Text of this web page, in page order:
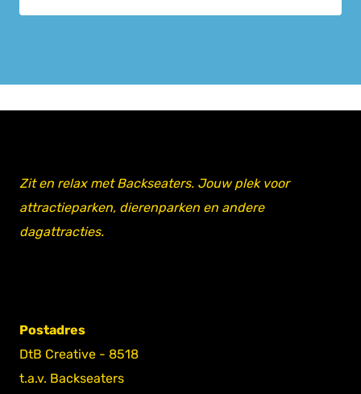
Zit en relax met Backseaters. Jouw plek voor
attractieparken, dierenparken en andere
dagattracties.
Postadres
DtB Creative - 8518
t.a.v. Backseaters